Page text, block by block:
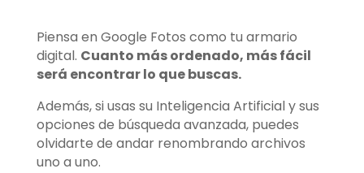
Piensa en Google Fotos como tu armario
digital. Cuanto más ordenado, más fácil
será encontrar lo que buscas.
Además, si usas su Inteligencia Artificial y sus
opciones de búsqueda avanzada, puedes
olvidarte de andar renombrando archivos
uno a uno.